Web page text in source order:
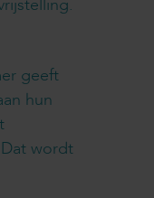
geeft
hun
wordt